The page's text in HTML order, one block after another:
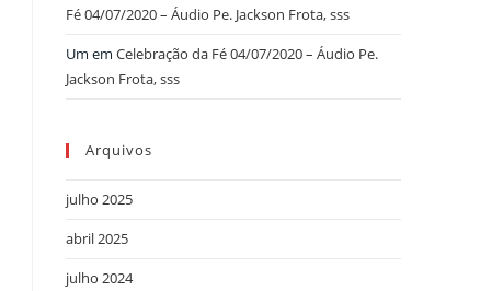
Fé 04/07/2020 – Áudio Pe. Jackson Frota, sss
Um em Celebração da Fé 04/07/2020 – Áudio Pe.
Jackson Frota, sss
Arquivos
julho 2025
abril 2025
julho 2024